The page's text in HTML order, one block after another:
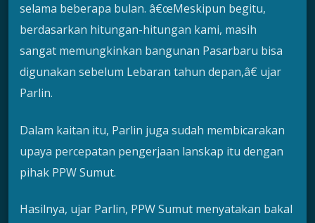
selama beberapa bulan. â€œMeskipun begitu,
berdasarkan hitungan-hitungan kami, masih
sangat memungkinkan bangunan Pasarbaru bisa
digunakan sebelum Lebaran tahun depan,â€ ujar
Parlin.
Dalam kaitan itu, Parlin juga sudah membicarakan
upaya percepatan pengerjaan lanskap itu dengan
pihak PPW Sumut.
Hasilnya, ujar Parlin, PPW Sumut menyatakan bakal